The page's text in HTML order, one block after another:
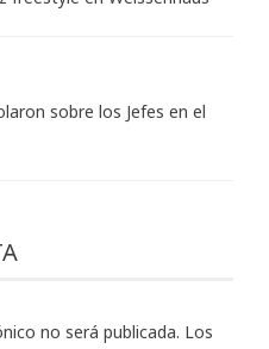
sobre los Jefes en el
no será publicada. Los